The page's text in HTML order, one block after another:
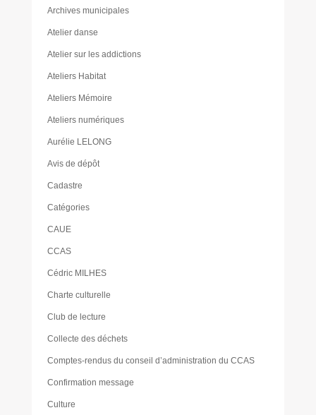
Archives municipales
Atelier danse
Atelier sur les addictions
Ateliers Habitat
Ateliers Mémoire
Ateliers numériques
Aurélie LELONG
Avis de dépôt
Cadastre
Catégories
CAUE
CCAS
Cédric MILHES
Charte culturelle
Club de lecture
Collecte des déchets
Comptes-rendus du conseil d’administration du CCAS
Confirmation message
Culture